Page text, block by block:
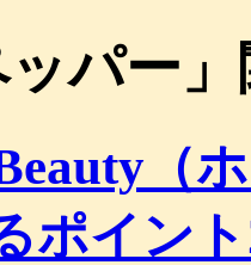
パー
（
ポイン